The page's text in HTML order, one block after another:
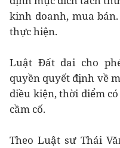
kinh doanh, mua
thực hiện.
Luật Đất đai cho
quyền quyết định về
điều kiện, thời điểm
cầm cố.
Theo Luật sư Thái